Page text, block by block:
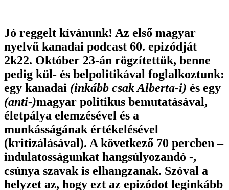
Jó reggelt kívánunk! Az első magyar
nyelvű kanadai podcast 60. epizódját
2k22. Október 23-án rögzítettük, benne
pedig kül- és belpolitikával foglalkoztunk:
egy kanadai (inkább csak Alberta-i) és egy
(anti-)magyar politikus bemutatásával,
életpálya elemzésével és a
munkásságának értékelésével
(kritizálásával). A következő 70 percben –
indulatosságunkat hangsúlyozandó -,
csúnya szavak is elhangzanak. Szóval a
helyzet az, hogy ezt az epizódot leginkább